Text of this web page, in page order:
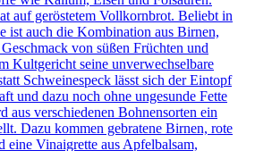
auf geröstetem Vollkornbrot. Beliebt in
ist auch die Kombination aus Birnen,
von süßen Früchten und
Kultgericht seine unverwechselbare
Schweinespeck lässt sich der Eintopf
und dazu noch ohne ungesunde Fette
aus verschiedenen Bohnensorten ein
Dazu kommen gebratene Birnen, rote
Vinaigrette aus Apfelbalsam,